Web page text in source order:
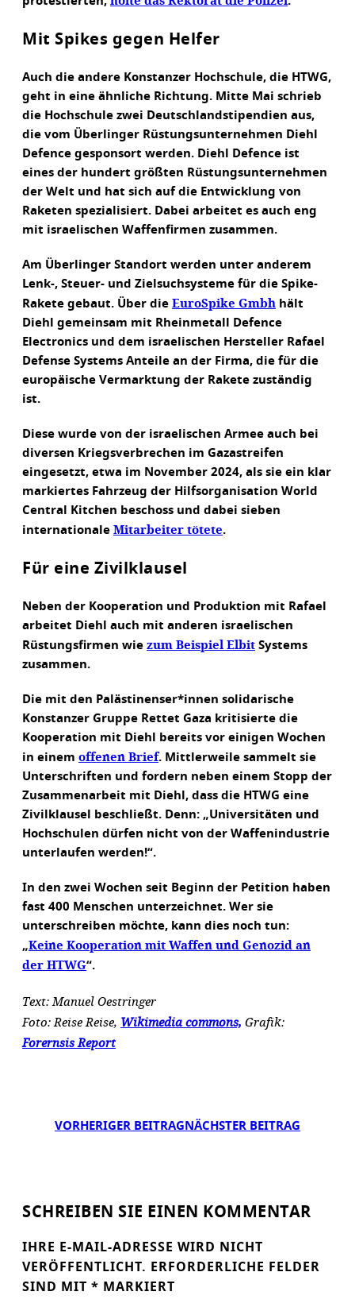
Mit Spikes gegen Helfer
Auch die andere Konstanzer Hochschule, die HTWG,
geht in eine ähnliche Richtung. Mitte Mai schrieb
die Hochschule zwei Deutschlandstipendien aus,
die vom Überlinger Rüstungsunternehmen Diehl
Defence gesponsort werden. Diehl Defence ist
eines der hundert größten Rüstungsunternehmen
der Welt und hat sich auf die Entwicklung von
Raketen spezialisiert. Dabei arbeitet es auch eng
mit israelischen Waffenfirmen zusammen.
Am Überlinger Standort werden unter anderem
Lenk-, Steuer- und Zielsuchsysteme für die Spike-
Rakete gebaut. Über die EuroSpike Gmbh hält
Diehl gemeinsam mit Rheinmetall Defence
Electronics und dem israelischen Hersteller Rafael
Defense Systems Anteile an der Firma, die für die
europäische Vermarktung der Rakete zuständig
ist.
Diese wurde von der israelischen Armee auch bei
diversen Kriegsverbrechen im Gazastreifen
eingesetzt, etwa im November 2024, als sie ein klar
markiertes Fahrzeug der Hilfsorganisation World
Central Kitchen beschoss und dabei sieben
internationale Mitarbeiter tötete.
Für eine Zivilklausel
Neben der Kooperation und Produktion mit Rafael
arbeitet Diehl auch mit anderen israelischen
Rüstungsfirmen wie zum Beispiel Elbit Systems
zusammen.
Die mit den Palästinenser*innen solidarische
Konstanzer Gruppe Rettet Gaza kritisierte die
Kooperation mit Diehl bereits vor einigen Wochen
in einem offenen Brief. Mittlerweile sammelt sie
Unterschriften und fordern neben einem Stopp der
Zusammenarbeit mit Diehl, dass die HTWG eine
Zivilklausel beschließt. Denn: „Universitäten und
Hochschulen dürfen nicht von der Waffenindustrie
unterlaufen werden!“.
In den zwei Wochen seit Beginn der Petition haben
fast 400 Menschen unterzeichnet. Wer sie
unterschreiben möchte, kann dies noch tun:
„Keine Kooperation mit Waffen und Genozid an
der HTWG“.
Text: Manuel Oestringer
Foto: Reise Reise, Wikimedia commons, Grafik:
Forernsis Report
VORHERIGER BEITRAG NÄCHSTER BEITRAG
SCHREIBEN SIE EINEN KOMMENTAR
IHRE E-MAIL-ADRESSE WIRD NICHT
VERÖFFENTLICHT.
ERFORDERLICHE FELDER
SIND MIT * MARKIERT